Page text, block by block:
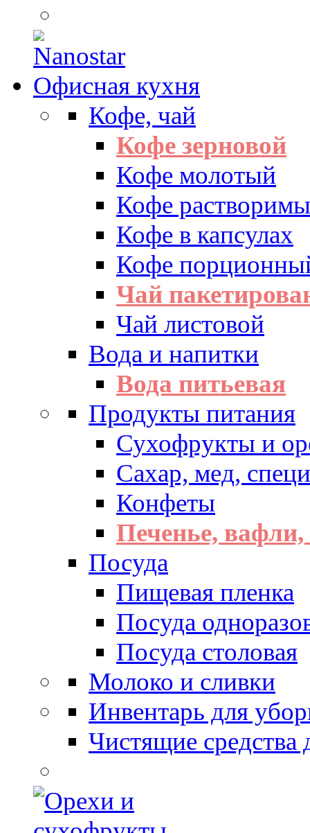
Офисная кухня
Кофе, чай
Кофе зерновой
Кофе молотый
Кофе
Кофе в капсулах
Кофе
Чай
Чай листовой
Вода и напитки
Вода питьевая
Продукты питания
Сухофрукты и
Сахар, мед,
Конфеты
Печенье,
Посуда
Пищевая пленка
Посуда
Посуда столовая
Молоко и сливки
Инвентарь для
Чистящие средства